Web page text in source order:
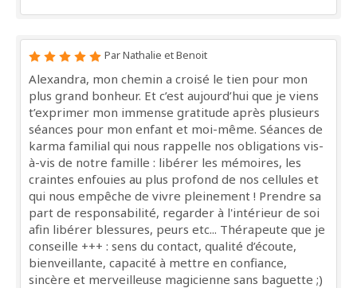
Par Nathalie et Benoit
Alexandra, mon chemin a croisé le tien pour mon
plus grand bonheur. Et c’est aujourd’hui que je viens
t’exprimer mon immense gratitude après plusieurs
séances pour mon enfant et moi-même. Séances de
karma familial qui nous rappelle nos obligations vis-
à-vis de notre famille : libérer les mémoires, les
craintes enfouies au plus profond de nos cellules et
qui nous empêche de vivre pleinement ! Prendre sa
part de responsabilité, regarder à l'intérieur de soi
afin libérer blessures, peurs etc... Thérapeute que je
conseille +++ : sens du contact, qualité d’écoute,
bienveillante, capacité à mettre en confiance,
sincère et merveilleuse magicienne sans baguette ;)